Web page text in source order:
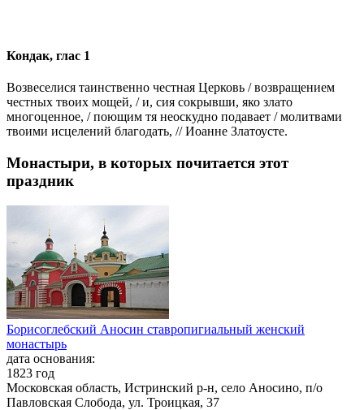
Кондак, глас 1
Возвеселися таинственно честная Церковь / возвращением
честных твоих мощей, / и, сия сокрывши, яко злато
многоценное, / поющим тя неоскудно подавает / молитвами
твоими исцелений благодать, // Иоанне Златоусте.
Монастыри, в которых почитается этот
праздник
Борисоглебский Аносин ставропигиальный женский
монастырь
дата основания:
1823 год
Московская область, Истринский р-н, село Аносино, п/о
Павловская Слобода, ул. Троицкая, 37